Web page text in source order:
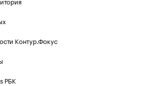
Контур.Фокус
РБК